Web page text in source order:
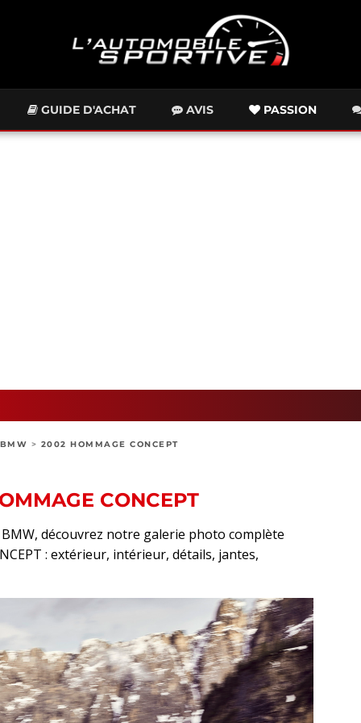
GUIDE D'ACHAT AVIS PASSION
BMW > 2002 HOMMAGE CONCEPT
CONCEPT
découvrez notre galerie photo complète
: extérieur, intérieur, détails, jantes,